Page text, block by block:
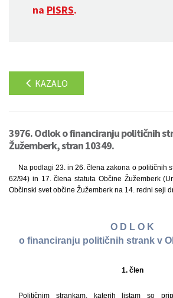
na PISRS.
KAZALO
3976. Odlok o financiranju političnih
Žužemberk, stran 10349.
Na podlagi 23. in 26. člena zakona o političnih
62/94) in 17. člena statuta Občine Žužemberk
Občinski svet občine Žužemberk na 14. redni seji
O D L O K
o financiranju političnih strank v
1. člen
Političnim strankam, katerih listam so